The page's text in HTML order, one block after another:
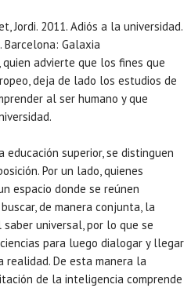
Jordi. 2011. Adiós a la universidad.
Barcelona: Galaxia
, quien advierte que los fines que
deja de lado los estudios de
al ser humano y que
superior, se distinguen
Por un lado, quienes
espacio donde se reúnen
de manera conjunta, la
universal, por lo que se
para luego dialogar y llegar
realidad. De esta manera la
de la inteligencia comprende